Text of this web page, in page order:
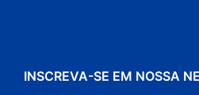
INSCREVA-SE EM NOSSA